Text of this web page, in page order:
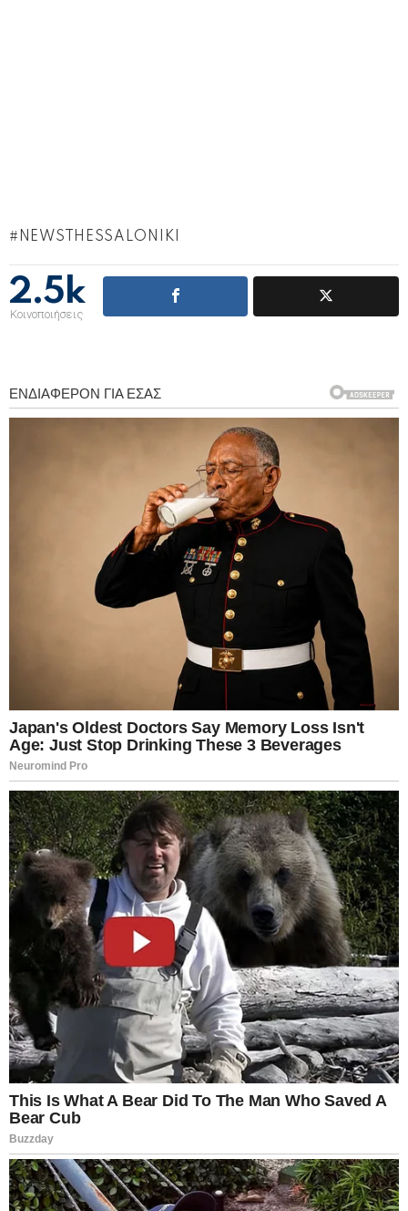
NEWSTHESSALONIKI
2.5k
Κοινοποιήσεις